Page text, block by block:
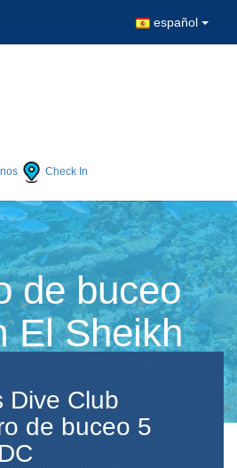
español
Check In
de buceo
El Sheikh
Dive Club
de buceo 5